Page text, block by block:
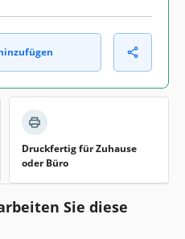
Druckfertig für Zuhause
oder Büro
Sie diese